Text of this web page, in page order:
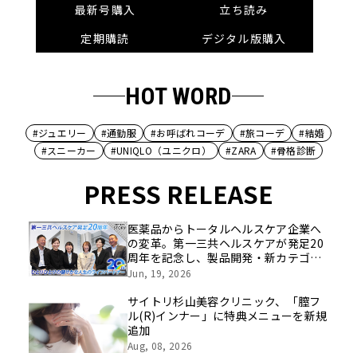
最新号購入
立ち読み
定期購読
デジタル版購入
HOT WORD
#ジュエリー #通勤服 #お呼ばれコーデ #旅コーデ
#結婚
#スニーカー
#UNIQLO（ユニクロ） #ZARA #骨格診断
PRESS RELEASE
医薬品からトータルヘルスケア企業へ
の変革。第一三共ヘルスケアが発足20
周年を記念し、製品開発・新カテゴリ
挑戦の舞台や旧社統合時のエピソード
像を公開！
Jun, 19, 2026
サイトリ杉山美容クリニック、「膣フ
ル(R)インナー」に特典メニューを新規
追加
Aug, 08, 2026